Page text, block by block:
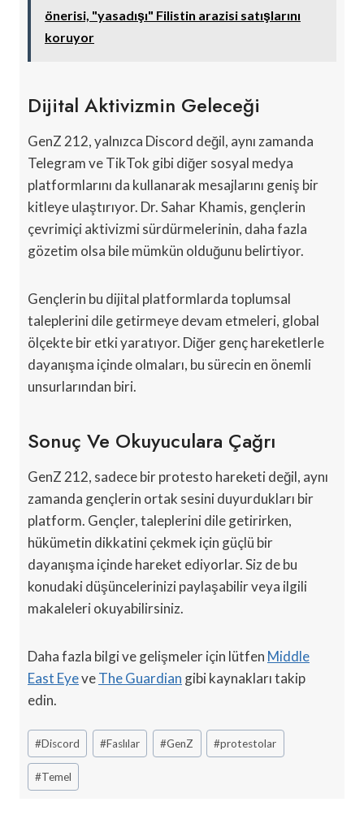
önerisi, "yasadışı" Filistin arazisi satışlarını
koruyor
Dijital Aktivizmin Geleceği
GenZ 212, yalnızca Discord değil, aynı zamanda
Telegram ve TikTok gibi diğer sosyal medya
platformlarını da kullanarak mesajlarını geniş bir
kitleye ulaştırıyor. Dr. Sahar Khamis, gençlerin
çevrimiçi aktivizmi sürdürmelerinin, daha fazla
gözetim olsa bile mümkün olduğunu belirtiyor.
Gençlerin bu dijital platformlarda toplumsal
taleplerini dile getirmeye devam etmeleri, global
ölçekte bir etki yaratıyor. Diğer genç hareketlerle
dayanışma içinde olmaları, bu sürecin en önemli
unsurlarından biri.
Sonuç Ve Okuyuculara Çağrı
GenZ 212, sadece bir protesto hareketi değil, aynı
zamanda gençlerin ortak sesini duyurdukları bir
platform. Gençler, taleplerini dile getirirken,
hükümetin dikkatini çekmek için güçlü bir
dayanışma içinde hareket ediyorlar. Siz de bu
konudaki düşüncelerinizi paylaşabilir veya ilgili
makaleleri okuyabilirsiniz.
Daha fazla bilgi ve gelişmeler için lütfen Middle
East EyeveThe Guardian gibi kaynakları takip
edin.
Post
Tags:
#Discord #Faslılar #GenZ #protestolar
#Temel